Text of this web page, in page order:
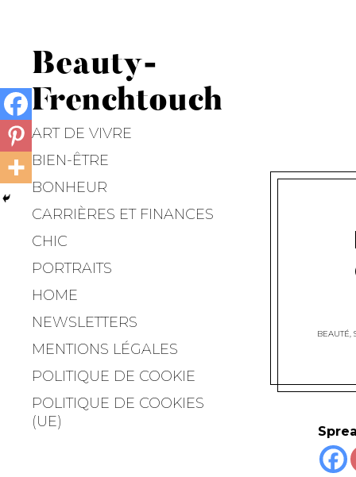
Beauty-
Frenchtouch
ART DE VIVRE
BIEN-ÊTRE
BONHEUR
CARRIÈRES ET FINANCES
CHIC
PORTRAITS
HOME
NEWSLETTERS
MENTIONS LÉGALES
POLITIQUE DE COOKIE
POLITIQUE DE COOKIES
(UE)
BEAUTÉ,